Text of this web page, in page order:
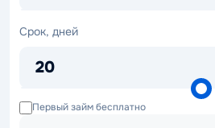
Срок, дней
20
Срок,
Первый займ бесплатно